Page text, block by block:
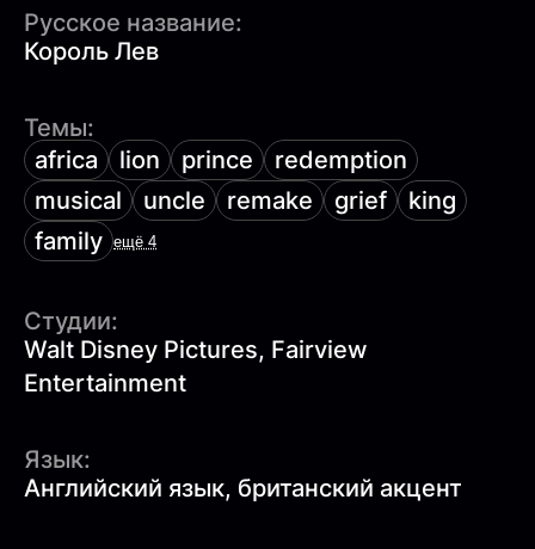
Русское название:
Король Лев
Темы:
africa
lion prince
redemption
musical
uncle remake grief
king
family ещё 4
Студии:
Walt Disney Pictures, Fairview
Entertainment
Язык:
Английский язык, британский акцент